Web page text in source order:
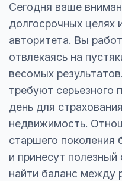
Сегодня ваше
долгосрочных целях
авторитета. Вы
отвлекаясь на
весомых
требуют серьезного
день для
недвижимость.
старшего
и принесут
найти баланс между